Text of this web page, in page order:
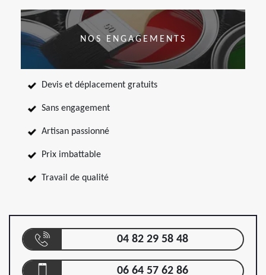
NOS ENGAGEMENTS
Devis et déplacement gratuits
Sans engagement
Artisan passionné
Prix imbattable
Travail de qualité
04 82 29 58 48
06 64 57 62 86